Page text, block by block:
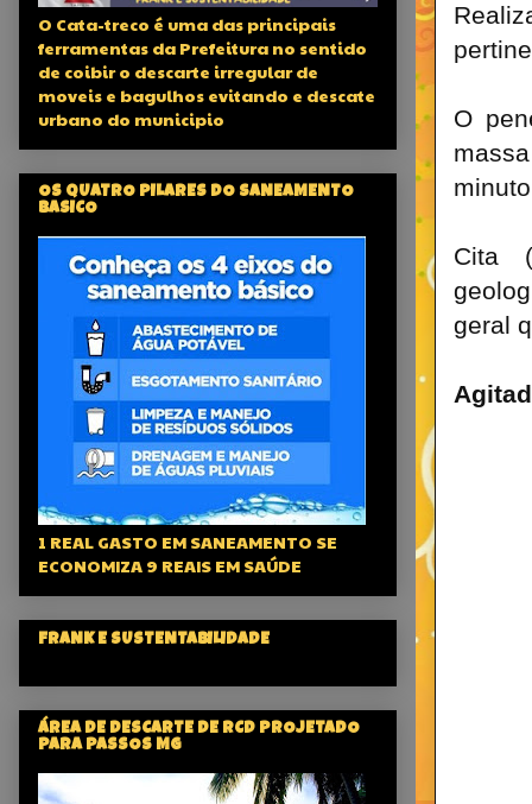
O
Cita
geral
O Cata-treco é uma das principais
ferramentas da Prefeitura no sentido
de coibir o descarte irregular de
moveis e bagulhos evitando e descate
urbano do municipio
OS QUATRO PILARES DO SANEAMENTO
BASICO
1 REAL GASTO EM SANEAMENTO SE
ECONOMIZA 9 REAIS EM SAÚDE
FRANK E SUSTENTABILIDADE
ÁREA DE DESCARTE DE RCD PROJETADO
PARA PASSOS MG